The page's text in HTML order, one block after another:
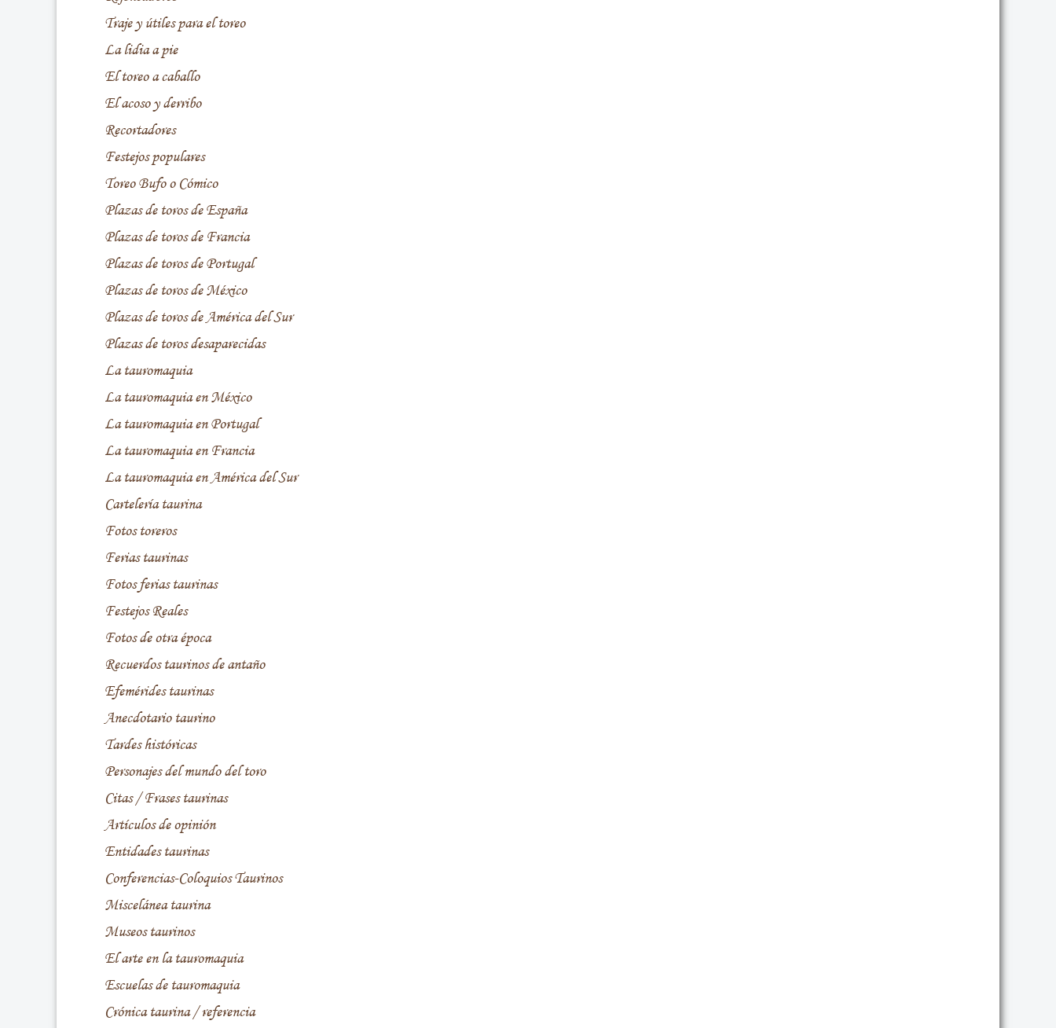
Traje y útiles para el toreo
La lidia a pie
El toreo a caballo
El acoso y derribo
Recortadores
Festejos populares
Toreo Bufo o Cómico
Plazas de toros de España
Plazas de toros de Francia
Plazas de toros de Portugal
Plazas de toros de México
Plazas de toros de América del Sur
Plazas de toros desaparecidas
La tauromaquia
La tauromaquia en México
La tauromaquia en Portugal
La tauromaquia en Francia
La tauromaquia en América del Sur
Cartelería taurina
Fotos toreros
Ferias taurinas
Fotos ferias taurinas
Festejos Reales
Fotos de otra época
Recuerdos taurinos de antaño
Efemérides taurinas
Anecdotario taurino
Tardes históricas
Personajes del mundo del toro
Citas / Frases taurinas
Artículos de opinión
Entidades taurinas
Conferencias-Coloquios Taurinos
Miscelánea taurina
Museos taurinos
El arte en la tauromaquia
Escuelas de tauromaquia
Crónica taurina / referencia